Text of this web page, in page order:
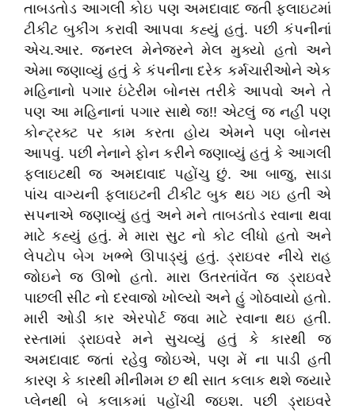
તાબડતોડ આગલી કોઇ પણ અમદાવાદ જતી ફ્લાઇટમાં
ટીકીટ બુકીંગ કરાવી આપવા કહ્યું હતું. પછી કંપનીનાં
એચ.આર. જનરલ મેનેજરને મેલ મુક્યો હતો અને
એમા જણાવ્યું હતું કે કંપનીના દરેક કર્મચારીઓને એક
મહિનાનો પગાર ઇંટેરીમ બોનસ તરીકે આપવો અને તે
પણ આ મહિનાનાં પગાર સાથે જ!! એટલું જ નહી પણ
કોન્ટ્રક્ટ પર કામ કરતા હોય એમને પણ બોનસ
આપવું. પછી નેનાને ફોન કરીને જણાવ્યું હતું કે આગલી
ફ્લાઇટથી જ અમદાવાદ પહોંચુ છું. આ બાજુ, સાડા
પાંચ વાગ્યની ફ્લાઇટની ટીકીટ બુક થઇ ગઇ હતી એ
સપનાએ જણાવ્યું હતું અને મને તાબડતોડ રવાના થવા
માટે કહ્યું હતું. મે મારા સુટ નો કોટ લીધો હતો અને
લેપટોપ બેગ ખભ્ભે ઊપાડ્યું હતું. ડ્રાઇવર નીચે રાહ
જોઇને જ ઊભો હતો. મારા ઉતરતાંવેંત જ ડ્રાઇવરે
પાછલી સીટ નો દરવાજો ખોલ્યો અને હું ગોઠવાયો હતો.
મારી ઓડી કાર એરપોર્ટ જવા માટે રવાના થઇ હતી.
રસ્તામાં ડ્રાઇવરે મને સુચવ્યું હતું કે કારથી જ
અમદાવાદ જતાં રહેવુ જોઇએ, પણ મેં ના પાડી હતી
કારણ કે કારથી મીનીમમ છ થી સાત કલાક થશે જ્યારે
પ્લેનથી બે કલાકમાં પહોંચી જઇશ. પછી ડ્રાઇવરે